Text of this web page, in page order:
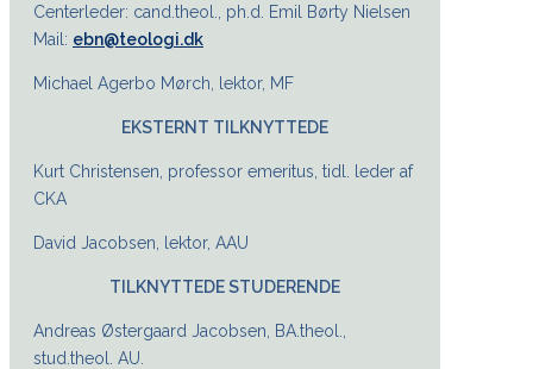
Centerleder: cand.theol., ph.d. Emil Børty Nielsen
Mail: ebn@teologi.dk
Michael Agerbo Mørch, lektor, MF
EKSTERNT TILKNYTTEDE
Kurt Christensen, professor emeritus, tidl. leder af
CKA
David Jacobsen, lektor, AAU
TILKNYTTEDE STUDERENDE
Andreas Østergaard Jacobsen, BA.theol.,
stud.theol. AU.